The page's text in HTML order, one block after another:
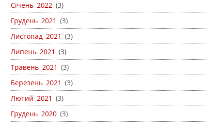
Січень 2022 (3)
Грудень 2021 (3)
Листопад 2021 (3)
Липень 2021 (3)
Травень 2021 (3)
Березень 2021 (3)
Лютий 2021 (3)
Грудень 2020 (3)